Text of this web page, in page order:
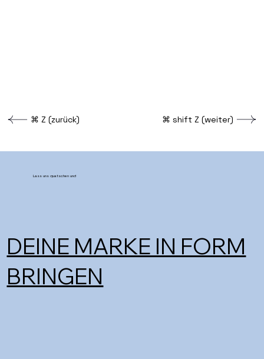
⌘ Z (zurück) ⌘ shift Z (weiter)
DEINE MARKE IN FORM
BRINGEN
Lass uns quatschen und